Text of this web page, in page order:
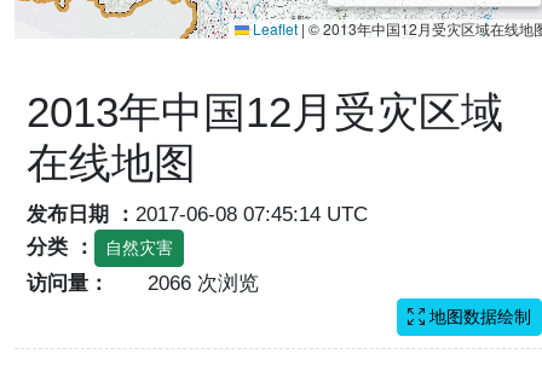
Leaflet | © 2013年中国12月受灾区域在线地
2013年中国12月受灾区域
在线地图
发布日期 ： 2017-06-08 07:45:14 UTC
分类 ：
自然灾害
访问量： 2066 次浏览
地图数据绘制